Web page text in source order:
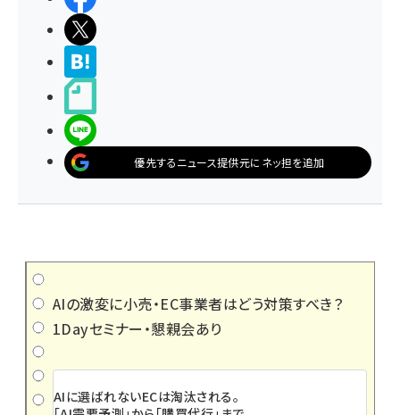
優先するニュース提供元にネッ担を追加
AIの激変に小売・EC事業者はどう対策すべき？
1Dayセミナー・懇親会あり
AIに選ばれないECは淘汰される。